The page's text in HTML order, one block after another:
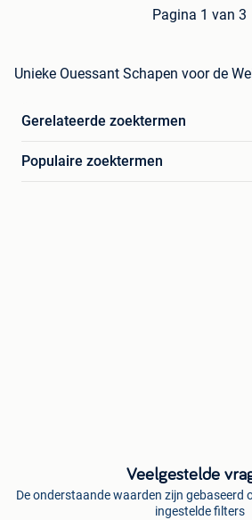
Pagina 1 van 3
Unieke Ouessant Schapen voor de
Gerelateerde zoektermen
Populaire zoektermen
Veelgestelde
De onderstaande waarden zijn gebaseerd
ingestelde filters